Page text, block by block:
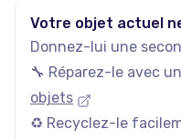
Votre objet actuel
Donnez-lui une
🔧 Réparez-le avec
objets
♻️ Recyclez-le